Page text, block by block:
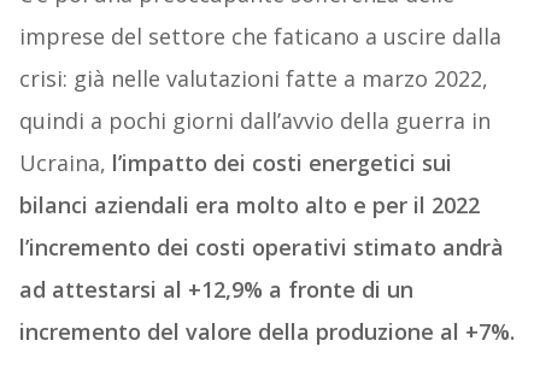
imprese del settore che faticano a uscire dalla
crisi: già nelle valutazioni fatte a marzo 2022,
quindi a pochi giorni dall’avvio della guerra in
Ucraina, l’impatto dei costi energetici sui
bilanci aziendali era molto alto e per il 2022
l’incremento dei costi operativi stimato andrà
ad attestarsi al +12,9% a fronte di un
incremento del valore della produzione al +7%.